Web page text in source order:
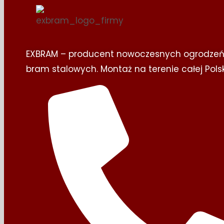
EXBRAM – producent nowoczesnych
bram stalowych. Montaż na terenie całej